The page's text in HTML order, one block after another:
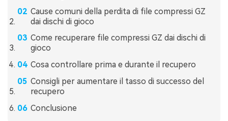
Cause comuni della perdita di file compressi GZ
dai dischi di gioco
Come recuperare file compressi GZ dai dischi di
gioco
Cosa controllare prima e durante il recupero
Consigli per aumentare il tasso di successo del
recupero
Conclusione